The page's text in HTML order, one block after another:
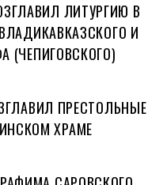
ЛИТУРГИЮ В
И
(ЧЕПИГОВСКОГО)
ПРЕСТОЛЬНЫЕ
ХРАМЕ